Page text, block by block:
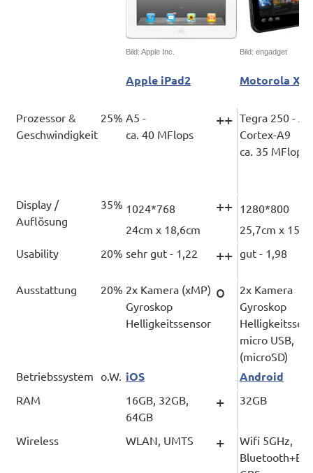
Bild: Apple Inc. Bild: engadget
Apple iPad2 Motorola
Prozessor &
Geschwindigkeit
25% A5 -
ca. 40 MFlops
++ Tegra 250 -
Cortex-A9
ca. 35 MFlops
Display /
Auflösung
35% 1024*768
24cm x 18,6cm
++ 1280*800
25,7cm x
Usability
20% sehr gut - 1,22 ++ gut - 1,98
Ausstattung 20% 2x Kamera (xMP)
Gyroskop
Helligkeitssensor
o
2x Kamera
Gyroskop
micro USB,
(microSD)
Betriebssystem o.W. iOS Android
RAM
16GB, 32GB,
64GB
+ 32GB
Wireless WLAN, UMTS +
Wifi 5GHz,